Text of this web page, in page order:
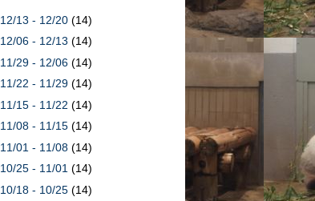
12/13 - 12/20 (14)
12/06 - 12/13 (14)
11/29 - 12/06 (14)
11/22 - 11/29 (14)
11/15 - 11/22 (14)
11/08 - 11/15 (14)
11/01 - 11/08 (14)
10/25 - 11/01 (14)
10/18 - 10/25 (14)